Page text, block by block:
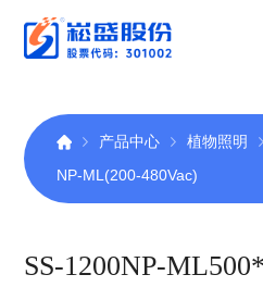
产品中心 植物照明
NP-ML(200-480Vac)
SS-1200NP-ML500*